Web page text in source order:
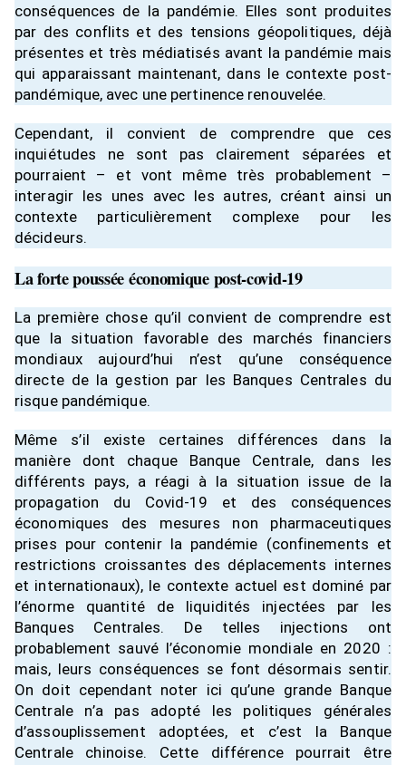
conséquences de la pandémie. Elles sont produites
par des conflits et des tensions géopolitiques, déjà
présentes et très médiatisés avant la pandémie mais
qui apparaissant maintenant, dans le contexte post-
pandémique, avec une pertinence renouvelée.
Cependant, il convient de comprendre que ces
inquiétudes ne sont pas clairement séparées et
pourraient – et vont même très probablement –
interagir les unes avec les autres, créant ainsi un
contexte particulièrement complexe pour les
décideurs.
La forte poussée économique post-covid-19
La première chose qu’il convient de comprendre est
que la situation favorable des marchés financiers
mondiaux aujourd’hui n’est qu’une conséquence
directe de la gestion par les Banques Centrales du
risque pandémique.
Même s’il existe certaines différences dans la
manière dont chaque Banque Centrale, dans les
différents pays, a réagi à la situation issue de la
propagation du Covid-19 et des conséquences
économiques des mesures non pharmaceutiques
prises pour contenir la pandémie (confinements et
restrictions croissantes des déplacements internes
et internationaux), le contexte actuel est dominé par
l’énorme quantité de liquidités injectées par les
Banques Centrales. De telles injections ont
probablement sauvé l’économie mondiale en 2020 :
mais, leurs conséquences se font désormais sentir.
On doit cependant noter ici qu’une grande Banque
Centrale n’a pas adopté les politiques générales
d’assouplissement adoptées, et c’est la Banque
Centrale chinoise. Cette différence pourrait être